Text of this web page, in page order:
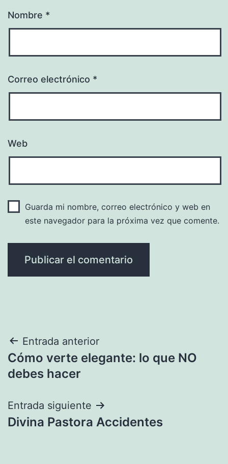
Nombre *
Correo electrónico *
Web
Guarda mi nombre, correo electrónico y web en
este navegador para la próxima vez que comente.
Navegación
de
Entrada anterior
Cómo verte elegante: lo que NO
debes hacer
Entrada siguiente
Divina Pastora Accidentes